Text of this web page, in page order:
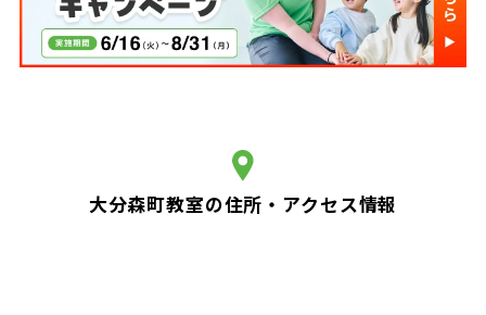
大分森町教室の住所・アクセス情報